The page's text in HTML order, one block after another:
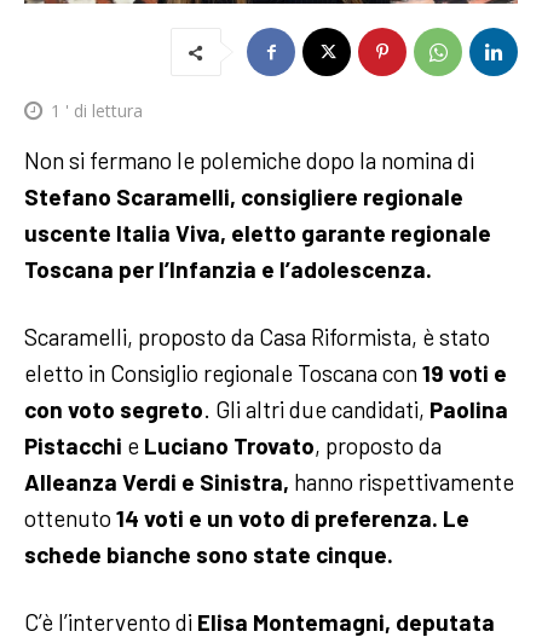
1 ' di lettura
Non si fermano le polemiche dopo la nomina di
Stefano Scaramelli, consigliere regionale
uscente Italia Viva, eletto garante regionale
Toscana per l’Infanzia e l’adolescenza.
Scaramelli, proposto da Casa Riformista, è stato
eletto in Consiglio regionale Toscana con 19 voti e
con voto segreto. Gli altri due candidati, Paolina
Pistacchi e Luciano Trovato, proposto da
Alleanza Verdi e Sinistra, hanno rispettivamente
ottenuto 14 voti e un voto di preferenza. Le
schede bianche sono state cinque.
C’è l’intervento di Elisa Montemagni, deputata